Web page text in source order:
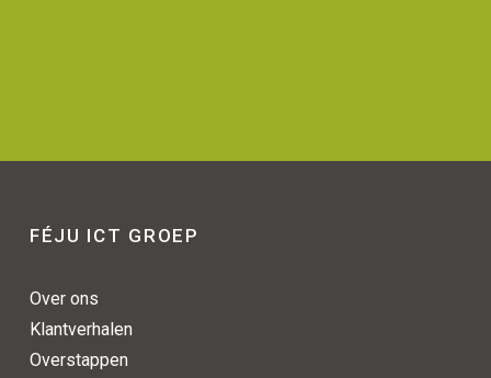
FÉJU ICT GROEP
Over ons
Klantverhalen
Overstappen